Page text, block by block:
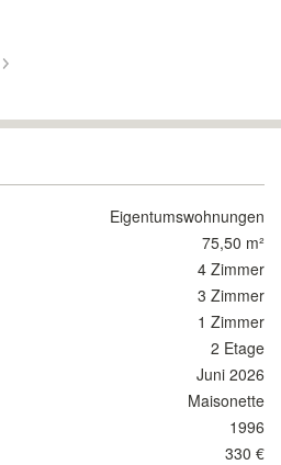
Eigentumswohnungen
75,50 m²
4 Zimmer
3 Zimmer
1 Zimmer
2 Etage
Juni 2026
Maisonette
1996
330 €